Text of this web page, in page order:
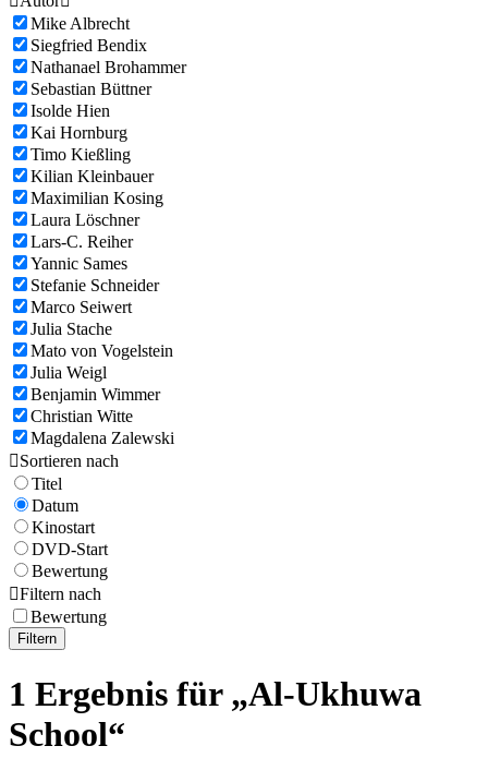
Mike Albrecht
Siegfried Bendix
Nathanael Brohammer
Sebastian Büttner
Isolde Hien
Kai Hornburg
Timo Kießling
Kilian Kleinbauer
Maximilian Kosing
Laura Löschner
Lars-C. Reiher
Yannic Sames
Stefanie Schneider
Marco Seiwert
Julia Stache
Mato von Vogelstein
Julia Weigl
Benjamin Wimmer
Christian Witte
Magdalena Zalewski
Sortieren nach
Titel
Datum
Kinostart
DVD-Start
Bewertung
Filtern nach
Bewertung
Filtern
1 Ergebnis für „Al-Ukhuwa
School“